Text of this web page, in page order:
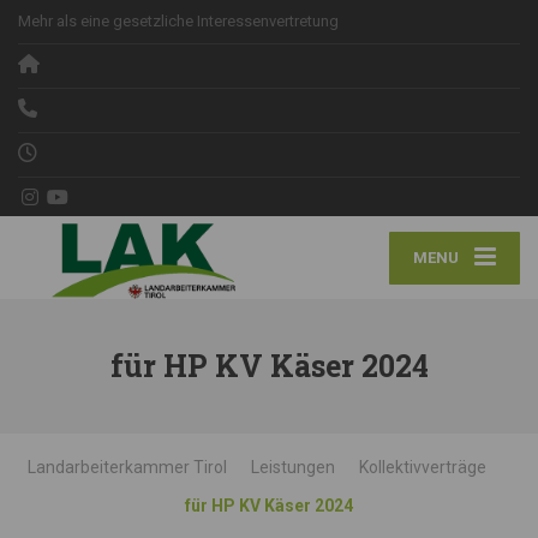
Mehr als eine gesetzliche Interessenvertretung
MENU
für HP KV Käser 2024
Landarbeiterkammer Tirol Leistungen
Kollektivverträge
für HP KV Käser 2024